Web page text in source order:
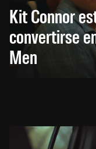
Kit Connor
convertirse
Men